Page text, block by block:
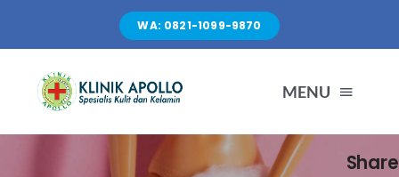
content
WA: 0821-1099-9870
MENU
TENTANG KAMI Share